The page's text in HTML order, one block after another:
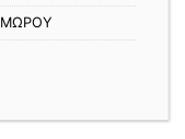
ΜΩΡΟΥ